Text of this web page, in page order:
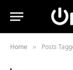
Home » Posts